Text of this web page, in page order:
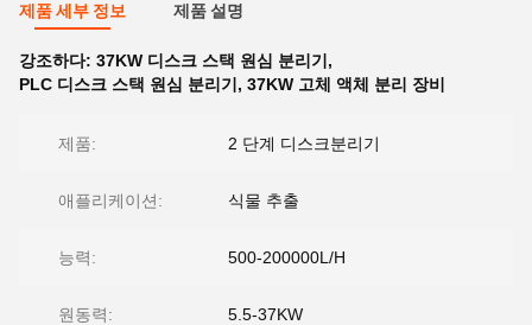
제품 세부 정보 제품 설명
강조하다: 37KW 디스크 스택 원심 분리기 ,
PLC 디스크 스택 원심 분리기 , 37KW 고체 액체 분리 장비
제품: 2 단계 디스크분리기
애플리케이션: 식물 추출
능력: 500-200000L/H
원동력: 5.5-37KW